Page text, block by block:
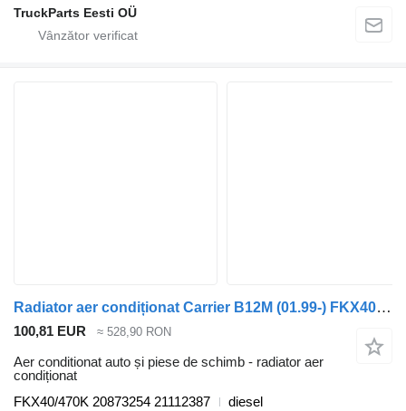
TruckParts Eesti OÜ
Radiator aer condiționat Carrier B12M (01.99-) FKX40/470K pentru autobuz Volvo B6, B7, B9, B10, B12 bus (1978-2011)
100,81 EUR ≈ 528,90 RON
Aer conditionat auto și piese de schimb - radiator aer
condiționat
FKX40/470K 20873254 21112387
diesel